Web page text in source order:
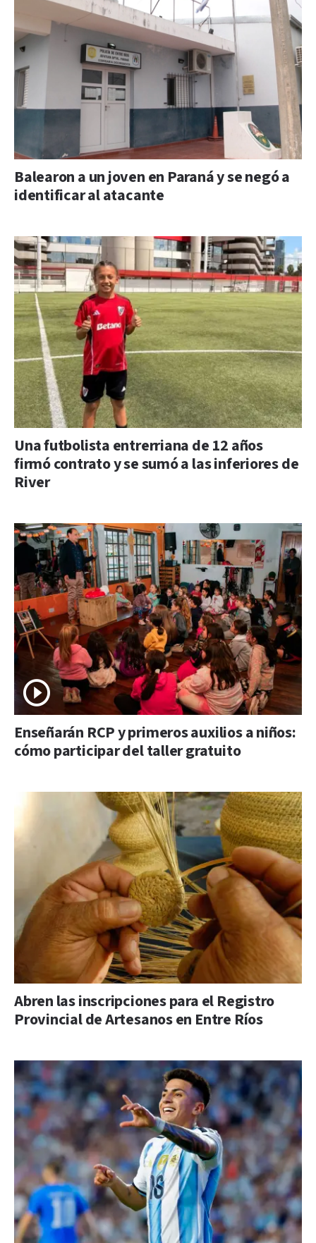
Balearon a un joven en Paraná y se negó a
identificar al atacante
Una futbolista entrerriana de 12 años
firmó contrato y se sumó a las inferiores de
River
Enseñarán RCP y primeros auxilios a niños:
cómo participar del taller gratuito
Abren las inscripciones para el Registro
Provincial de Artesanos en Entre Ríos